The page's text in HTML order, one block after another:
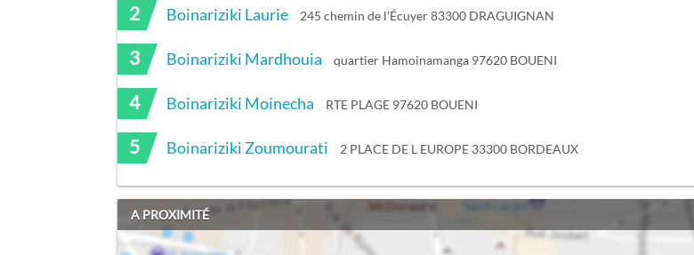
2 Boinariziki Laurie 245 chemin de l'Écuyer 83300 DRAGUIGNAN
3 Boinariziki Mardhouia quartier Hamoinamanga 97620 BOUENI
4 Boinariziki Moinecha RTE PLAGE 97620 BOUENI
5 Boinariziki Zoumourati 2 PLACE DE L EUROPE 33300 BORDEAUX
A PROXIMITÉ